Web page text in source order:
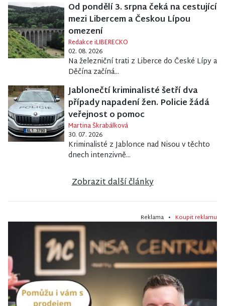
Od pondělí 3. srpna čeká na cestující
mezi Libercem a Českou Lípou
omezení
Redakce iLIBERECKO
02. 08. 2026
Na železniční trati z Liberce do České Lípy a
Děčína začíná...
Jablonečtí kriminalisté šetří dva
případy napadení žen. Policie žádá
veřejnost o pomoc
Martina Škrabálková
30. 07. 2026
Kriminalisté z Jablonce nad Nisou v těchto
dnech intenzivně...
Zobrazit další články
Reklama • Koupit reklamu